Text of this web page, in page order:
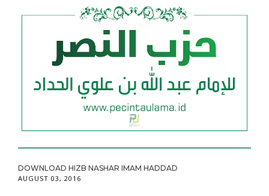
DOWNLOAD HIZB NASHAR IMAM HADDAD
AUGUST 03, 2016